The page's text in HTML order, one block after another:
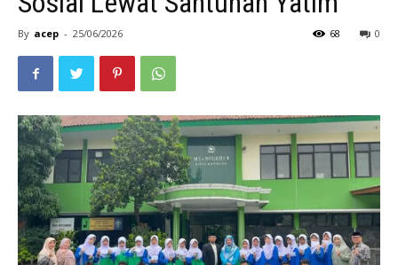
By acep - 25/06/2026 0
68